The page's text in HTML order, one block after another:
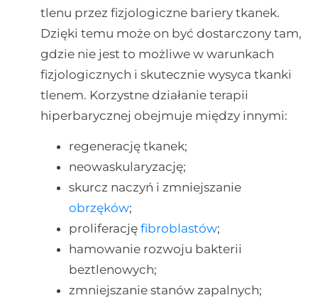
tlenu przez fizjologiczne bariery tkanek.
Dzięki temu może on być dostarczony tam,
gdzie nie jest to możliwe w warunkach
fizjologicznych i skutecznie wysyca tkanki
tlenem. Korzystne działanie terapii
hiperbarycznej obejmuje między innymi:
regenerację tkanek;
neowaskularyzację;
skurcz naczyń i zmniejszanie
obrzęków;
proliferację fibroblastów;
hamowanie rozwoju bakterii
beztlenowych;
zmniejszanie stanów zapalnych;